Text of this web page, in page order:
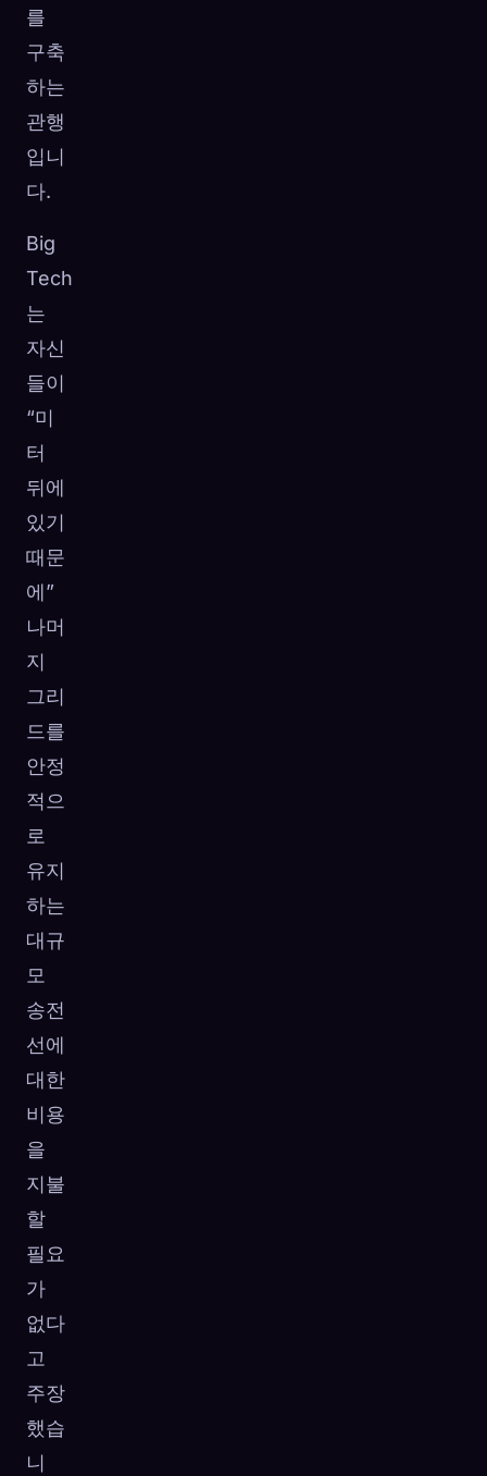
를
구축
하는
관행
입니
다.
Big
Tech
는
자신
들이
“미
터
뒤에
있기
때문
에”
나머
지
그리
드를
안정
적으
로
유지
하는
대규
모
송전
선에
대한
비용
을
지불
할
필요
가
없다
고
주장
했습
니